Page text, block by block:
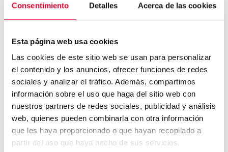
Consentimiento Detalles Acerca de las cookies
Esta página web usa cookies
Las cookies de este sitio web se usan para personalizar
el contenido y los anuncios, ofrecer funciones de redes
sociales y analizar el tráfico. Además, compartimos
información sobre el uso que haga del sitio web con
nuestros partners de redes sociales, publicidad y análisis
web, quienes pueden combinarla con otra información
que les haya proporcionado o que hayan recopilado a
partir del uso que haya hecho de sus servicios.
profesionales.
5 motivos por el que los
consumidores eligen el ve...
Aena quiere vending accesible